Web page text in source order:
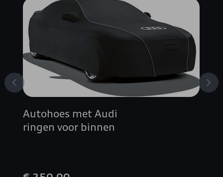
Autohoes met Audi
ringen voor binnen